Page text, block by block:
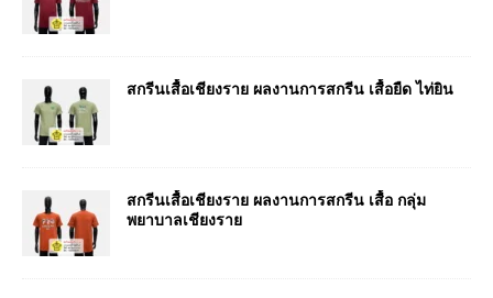
สกรีนเสื้อเชียงราย ผลงานการสกรีน เสื้อยืด ไท่ยิน
สกรีนเสื้อเชียงราย ผลงานการสกรีน เสื้อ กลุ่ม
พยาบาลเชียงราย